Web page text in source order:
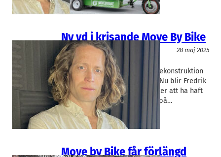
Ny vd i krisande Move By Bike
Logistik
28 maj 2025
Movebybike
Fredrik Videlycka
Malmöbolaget Move By Bikes rekonstruktion
förlängdes nyligen ytterligare. Nu blir Fredrik
Videlycka permanent vd på efter att ha haft
rollen som interim. Han siktar på…
Move by Bike får förlängd